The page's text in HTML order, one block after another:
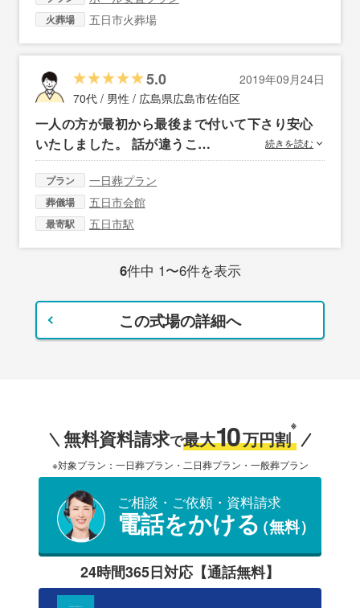
火葬場 五日市火葬場
5.0
2019年09月24日
70代 / 男性 / 広島県広島市佐伯区
一人の方が最初から最後まで付いて下さり安心
いたしました。 話が違うこ…
続きを読む
プラン 一日葬プラン
葬儀場 五日市会館
最寄駅 五日市駅
6件中 1〜6件を表示
この式場の詳細へ
無料資料請求で最大10万円割
※
※対象プラン：一日葬プラン・二日葬プラン・一般葬プラン
ご相談・ご依頼・資料請求
電話をかける（無料）
24時間365日対応【通話無料】